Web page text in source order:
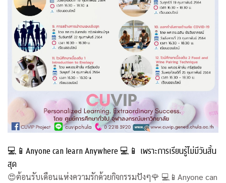
💻📱Anyone can learn Anywhere 💻📱 เพราะการเรียนรู้ไม่มีวันสิ้น
สุด
😍ต้อนรับเดือนแห่งความรักด้วยกิจกรรมปังๆ🌹 💻📱Anyone can